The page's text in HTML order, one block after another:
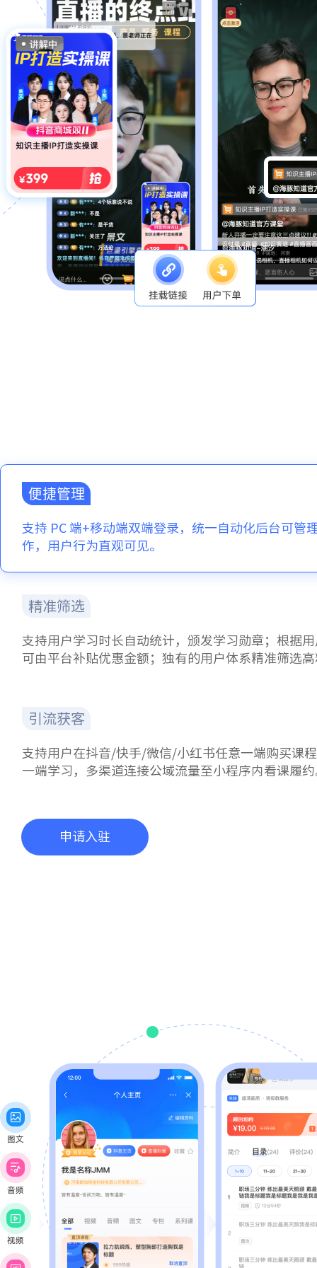
便捷管理
支持 PC 端+移动端双端登录，统一自动化后台可管
作，用户行为直观可见。
精准筛选
支持用户学习时长自动统计，颁发学习勋章；根据
可由平台补贴优惠金额；独有的用户体系精准筛选
引流获客
支持用户在抖音/快手/微信/小红书任意一端购买课
一端学习，多渠道连接公域流量至小程序内看课履
申请入驻